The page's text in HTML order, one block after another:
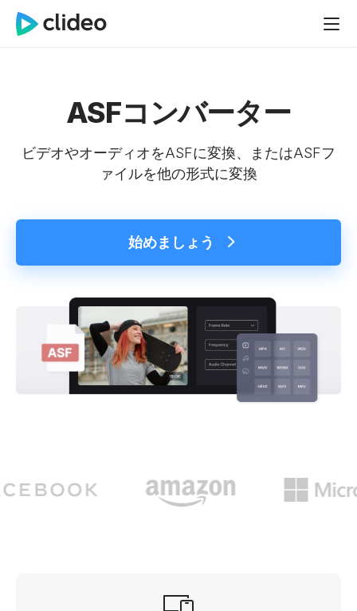
ASFコンバーター
ビデオやオーディオをASFに変換、またはASFフ
ァイルを他の形式に変換
始めましょう